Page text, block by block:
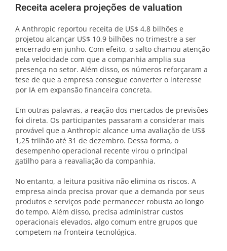
Receita acelera projeções de valuation
A Anthropic reportou receita de US$ 4,8 bilhões e
projetou alcançar US$ 10,9 bilhões no trimestre a ser
encerrado em junho. Com efeito, o salto chamou atenção
pela velocidade com que a companhia amplia sua
presença no setor. Além disso, os números reforçaram a
tese de que a empresa consegue converter o interesse
por IA em expansão financeira concreta.
Em outras palavras, a reação dos mercados de previsões
foi direta. Os participantes passaram a considerar mais
provável que a Anthropic alcance uma avaliação de US$
1,25 trilhão até 31 de dezembro. Dessa forma, o
desempenho operacional recente virou o principal
gatilho para a reavaliação da companhia.
No entanto, a leitura positiva não elimina os riscos. A
empresa ainda precisa provar que a demanda por seus
produtos e serviços pode permanecer robusta ao longo
do tempo. Além disso, precisa administrar custos
operacionais elevados, algo comum entre grupos que
competem na fronteira tecnológica.